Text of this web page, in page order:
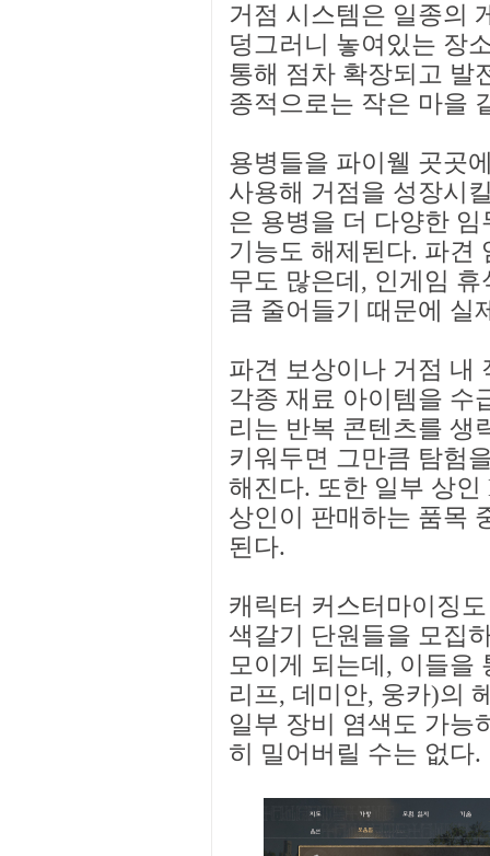
거점 시스템은 일종의
덩그러니 놓여있는 장
통해 점차 확장되고 발
종적으로는 작은 마을
용병들을 파이웰 곳곳
사용해 거점을 성장시
은 용병을 더 다양한
기능도 해제된다. 파견
무도 많은데, 인게임
큼 줄어들기 때문에 실
파견 보상이나 거점 내
각종 재료 아이템을 수
리는 반복 콘텐츠를 생
키워두면 그만큼 탐험
해진다. 또한 일부 상
상인이 판매하는 품목
된다.
캐릭터 커스터마이징
색갈기 단원들을 모집
모이게 되는데, 이들을
리프, 데미안, 웅카)의
일부 장비 염색도 가능
히 밀어버릴 수는 없다.